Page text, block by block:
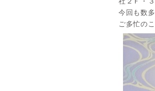
今回も数
ご多忙の